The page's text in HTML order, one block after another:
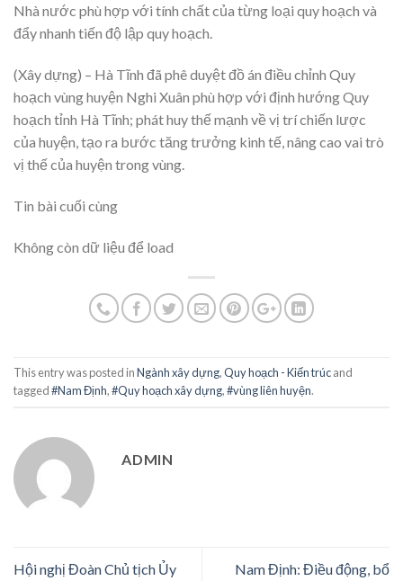
Nhà nước phù hợp với tính chất của từng loại quy hoạch và
đẩy nhanh tiến độ lập quy hoạch.
(Xây dựng) – Hà Tĩnh đã phê duyệt đồ án điều chỉnh Quy
hoạch vùng huyện Nghi Xuân phù hợp với định hướng Quy
hoạch tỉnh Hà Tĩnh; phát huy thế mạnh về vị trí chiến lược
của huyện, tạo ra bước tăng trưởng kinh tế, nâng cao vai trò
vị thế của huyện trong vùng.
Tin bài cuối cùng
Không còn dữ liệu để load
This entry was posted inNgành xây dựng,Quy hoạch - Kiến trúcand
tagged#Nam Định,#Quy hoạch xây dựng,#vùng liên huyện.
ADMIN
Hội nghị Đoàn Chủ tịch Ủy
Nam Định: Điều động, bổ